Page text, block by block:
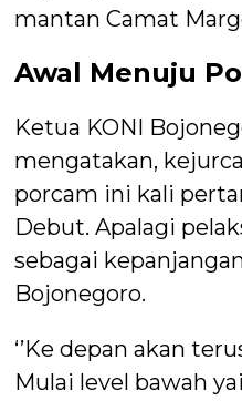
mantan Camat
Awal Menuju
Ketua KONI
mengatakan,
porcam ini kali
Debut. Apalagi
sebagai
Bojonegoro.
‘’Ke depan akan
Mulai level bawah